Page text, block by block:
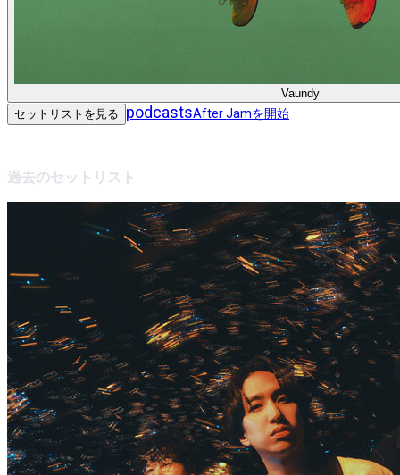
Vaundy
セットリストを見る
podcastsAfter Jamを開始
過去のセットリスト